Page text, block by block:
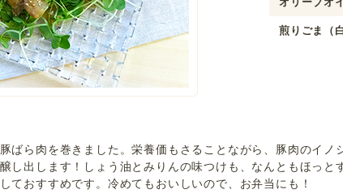
煎りごま（白
ばら肉を巻きました。栄養価もさることながら、豚肉のイノ
し出します！しょう油とみりんの味つけも、なんともほっと
ておすすめです。冷めてもおいしいので、お弁当にも！